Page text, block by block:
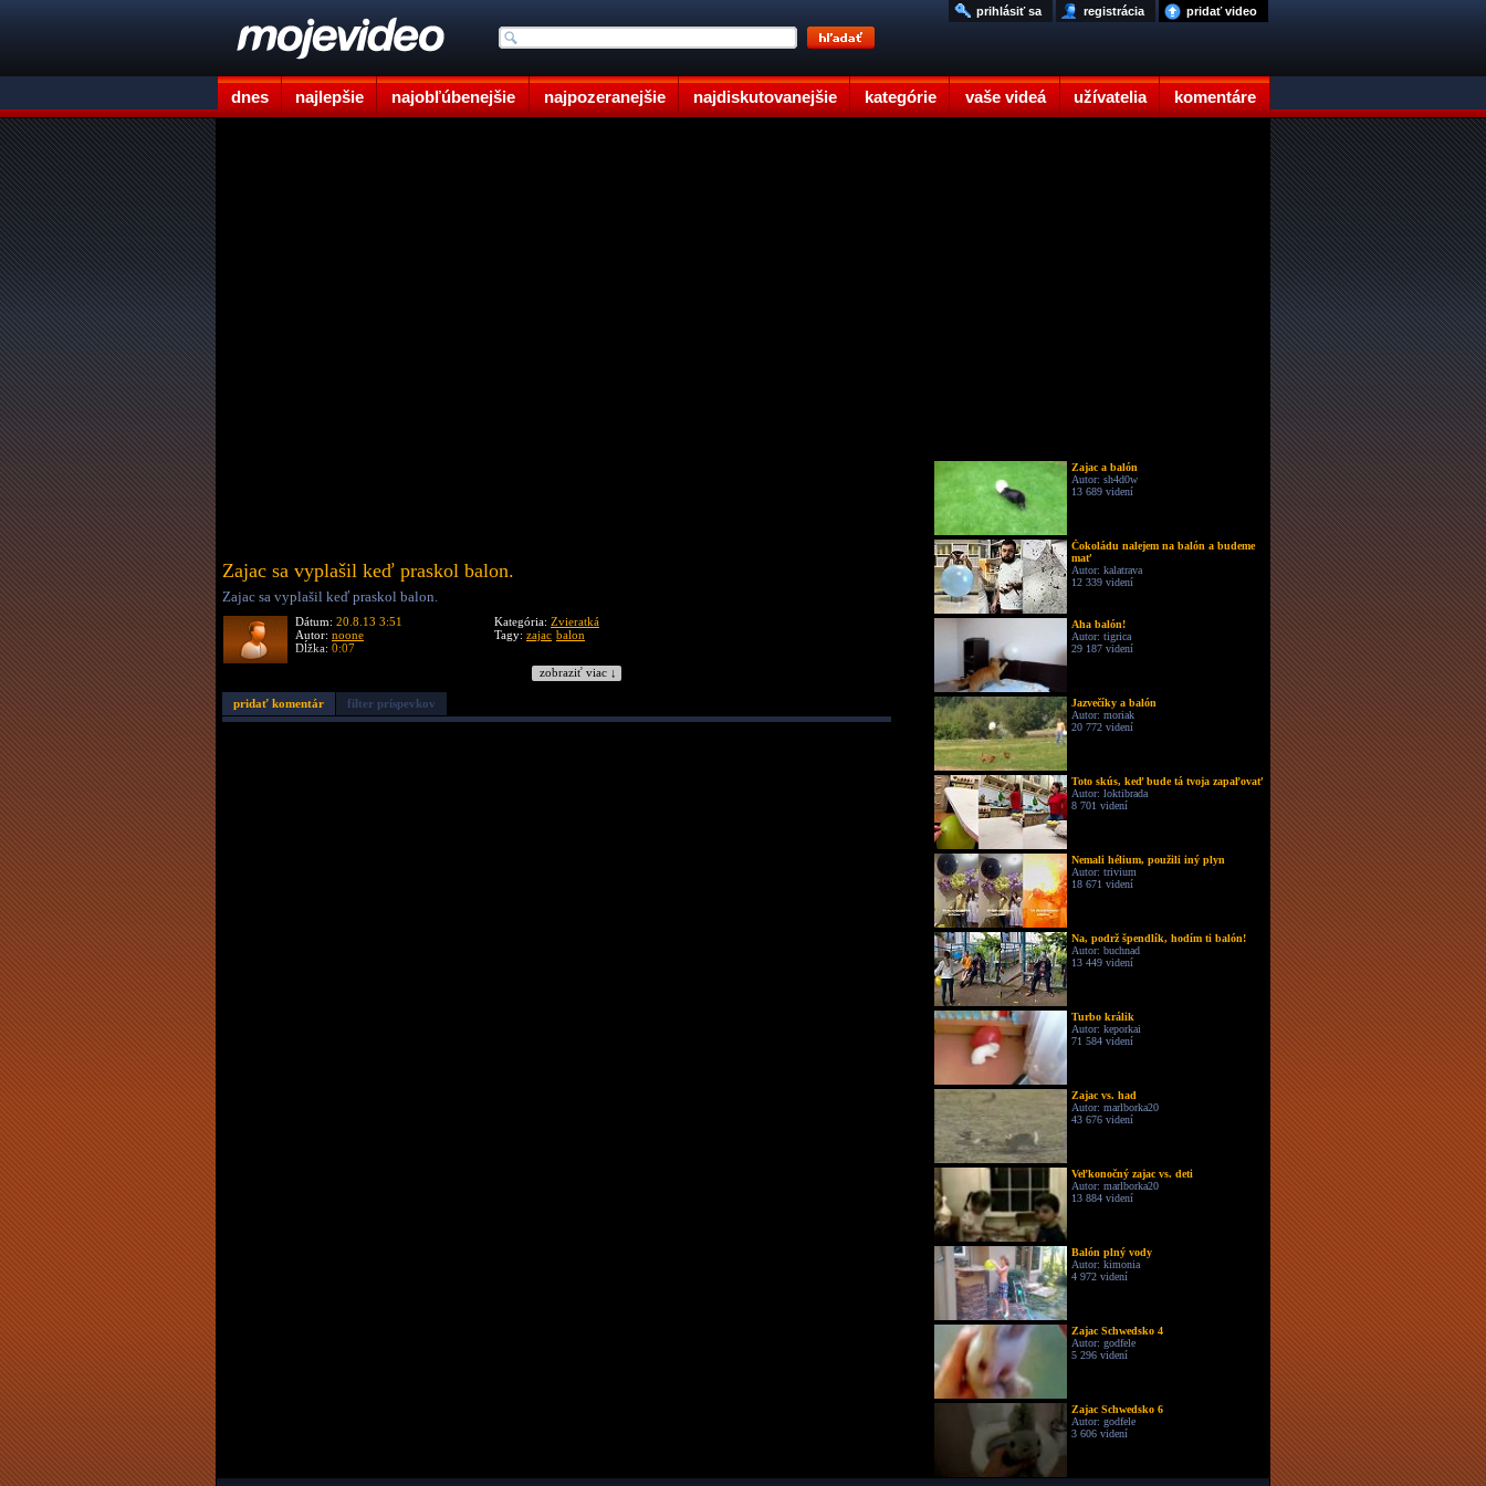
dnes najlepšie najobľúbenejšie najpozeranejšie najdiskutovanejšie kategórie vaše videá užívatelia komentáre
pridať video
registrácia
prihlásiť sa
Zajac sa vyplašil keď praskol balon.
Zajac sa vyplašil keď praskol balon.
Dátum: 20.8.13 3:51
Autor: noone
Dĺžka: 0:07
Kategória: Zvieratká
Tagy: zajac balon
zobraziť viac ↓
pridať komentár filter príspevkov
Zajac a balón
Autor: sh4d0w
13 689 videní
Čokoládu nalejem na balón a budeme
mať
Autor: kalatrava
12 339 videní
Aha balón!
Autor: tigrica
29 187 videní
Jazvečíky a balón
Autor: moriak
20 772 videní
Toto skús, keď bude tá tvoja zapaľovať
Autor: loktibrada
8 701 videní
Nemali hélium, použili iný plyn
Autor: trivium
18 671 videní
Na, podrž špendlík, hodím ti balón!
Autor: buchnad
13 449 videní
Turbo králik
Autor: keporkai
71 584 videní
Zajac vs. had
Autor: marlborka20
43 676 videní
Veľkonočný zajac vs. deti
Autor: marlborka20
13 884 videní
Balón plný vody
Autor: kimonia
4 972 videní
Zajac Schwedsko 4
Autor: godfele
5 296 videní
Zajac Schwedsko 6
Autor: godfele
3 606 videní